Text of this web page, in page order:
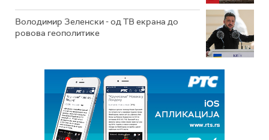
Володимир Зеленски - од ТВ екрана до
ровова геополитике